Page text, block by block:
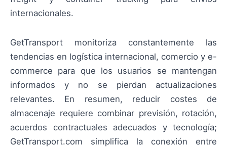
internacionales.
GetTransport monitoriza constantemente las
tendencias en logística internacional, comercio y e-
commerce para que los usuarios se mantengan
informados y no se pierdan actualizaciones
relevantes. En resumen, reducir costes de
almacenaje requiere combinar previsión, rotación,
acuerdos contractuales adecuados y tecnología;
GetTransport.com simplifica la conexión entre